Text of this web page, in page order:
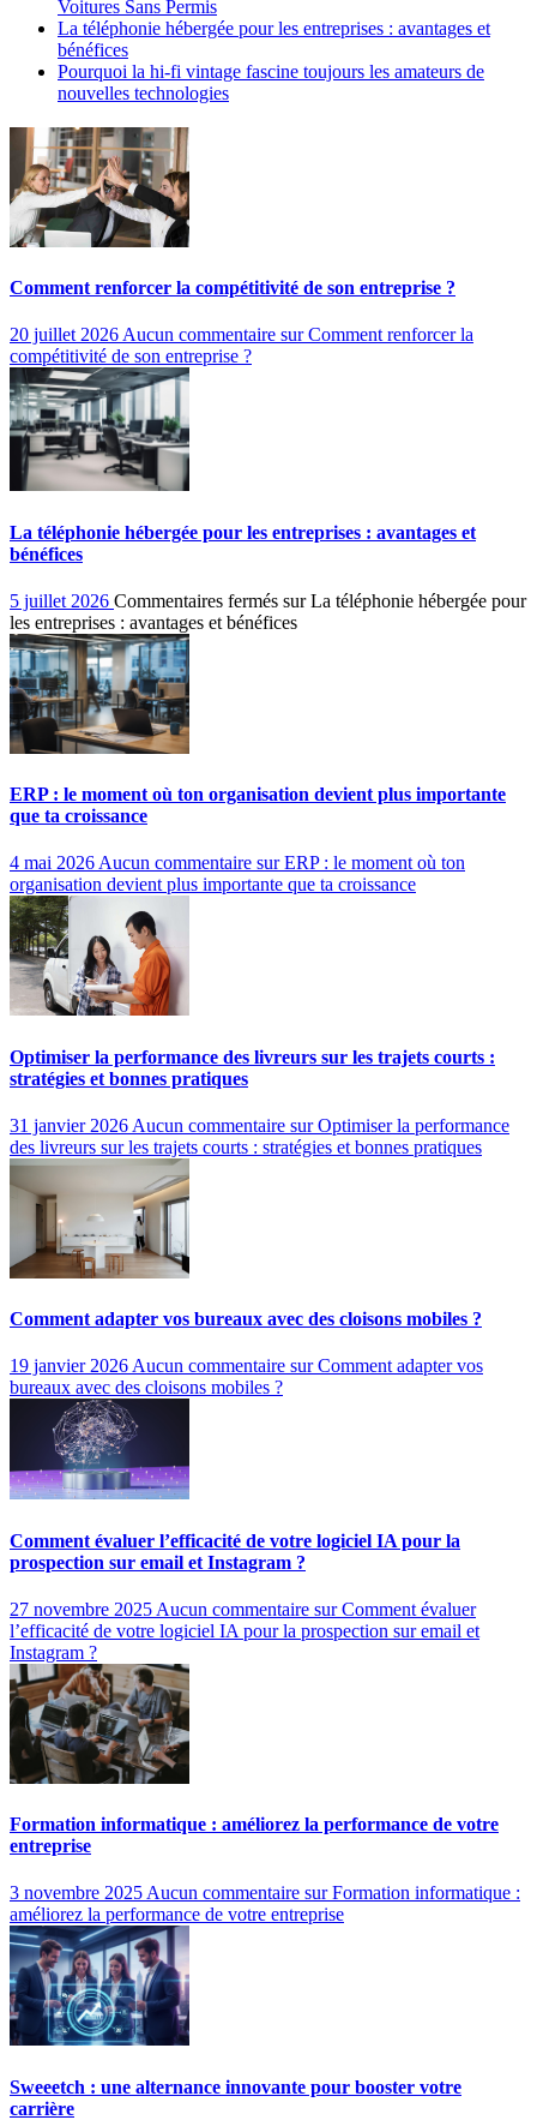
Voitures Sans Permis
La téléphonie hébergée pour les entreprises : avantages et
bénéfices
Pourquoi la hi-fi vintage fascine toujours les amateurs de
nouvelles technologies
Comment renforcer la compétitivité de son entreprise ?
20 juillet 2026 Aucun commentaire sur Comment renforcer la
compétitivité de son entreprise ?
La téléphonie hébergée pour les entreprises : avantages et
bénéfices
5 juillet 2026 Commentaires fermés sur La téléphonie hébergée pour
les entreprises : avantages et bénéfices
ERP : le moment où ton organisation devient plus importante
que ta croissance
4 mai 2026 Aucun commentaire sur ERP : le moment où ton
organisation devient plus importante que ta croissance
Optimiser la performance des livreurs sur les trajets courts :
stratégies et bonnes pratiques
31 janvier 2026 Aucun commentaire sur Optimiser la performance
des livreurs sur les trajets courts : stratégies et bonnes pratiques
Comment adapter vos bureaux avec des cloisons mobiles ?
19 janvier 2026Aucun commentaire sur Comment adapter vos
bureaux avec des cloisons mobiles ?
Comment évaluer l’efficacité de votre logiciel IA pour la
prospection sur email et Instagram ?
27 novembre 2025 Aucun commentaire sur Comment évaluer
l’efficacité de votre logiciel IA pour la prospection sur email et
Instagram ?
Formation informatique : améliorez la performance de votre
entreprise
3 novembre 2025Aucun commentaire sur Formation informatique :
améliorez la performance de votre entreprise
Sweeetch : une alternance innovante pour booster votre
carrière